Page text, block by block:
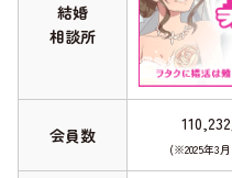
結婚
相談所
会員数
(※2025年3